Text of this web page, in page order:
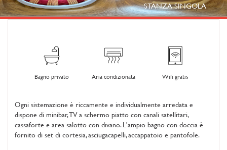
STANZA SINGOLA
Bagno privato Aria condizionata Wifi gratis
Ogni sistemazione è riccamente e individualmente arredata e
dispone di minibar, TV a schermo piatto con canali satellitari,
cassaforte e area salotto con divano. L'ampio bagno con doccia è
fornito di set di cortesia, asciugacapelli, accappatoio e pantofole.